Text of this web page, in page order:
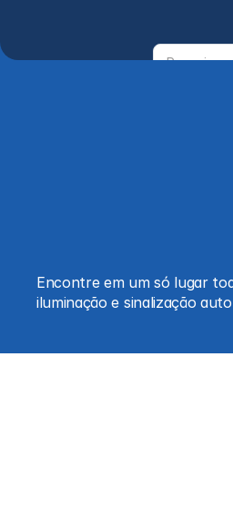
Encontre em um só lugar
iluminação e sinalização